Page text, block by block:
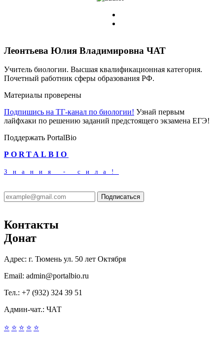
Леонтьева Юлия Владимировна ЧАТ
Учитель биологии. Высшая квалификационная категория.
Почетный работник сферы образования РФ.
Материалы проверены
Подпишись на ТГ-канал по биологии! Узнай первым
лайфхаки по решению заданий предстоящего экзамена ЕГЭ!
Поддержать PortalBio
PORTALBIO
Знания - сила!
Подписаться
Контакты
Донат
Адрес: г. Тюмень ул. 50 лет Октября
Email: admin@portalbio.ru
Тел.: +7 (932) 324 39 51
Админ-чат.: ЧАТ
⭐ ⭐ ⭐ ⭐ ⭐